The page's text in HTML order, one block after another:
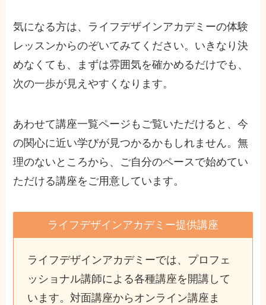
気になる方は、ライフデザインアカデミーの体験
レッスンからのぞいてみてください。いきなり決
めなくても、まずは雰囲気を確かめるだけでも、
次の一歩が見えやすくなります。
あわせて講座一覧ページもご覧いただけると、今
の関心に近い学びが見つかるかもしれません。無
理のないところから、ご自分のペースで始めてい
ただける講座をご用意しています。
ライフデザインアカデミー提供講座
ライフデザインアカデミーでは、プロフェ
ッショナル講師による各種講座を開講して
います。対面講座からオンライン講座ま